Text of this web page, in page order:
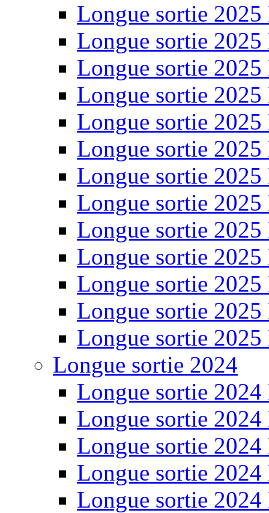
Longue sortie 2025
Longue sortie 2025
Longue sortie 2025
Longue sortie 2025
Longue sortie 2025
Longue sortie 2025
Longue sortie 2025
Longue sortie 2025
Longue sortie 2025
Longue sortie 2025
Longue sortie 2025
Longue sortie 2025
Longue sortie 2025
Longue sortie 2024
Longue sortie 2024
Longue sortie 2024
Longue sortie 2024
Longue sortie 2024
Longue sortie 2024